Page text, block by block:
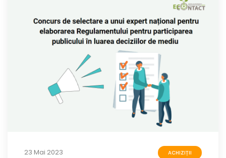
23 Mai 2023 ACHIZIȚII